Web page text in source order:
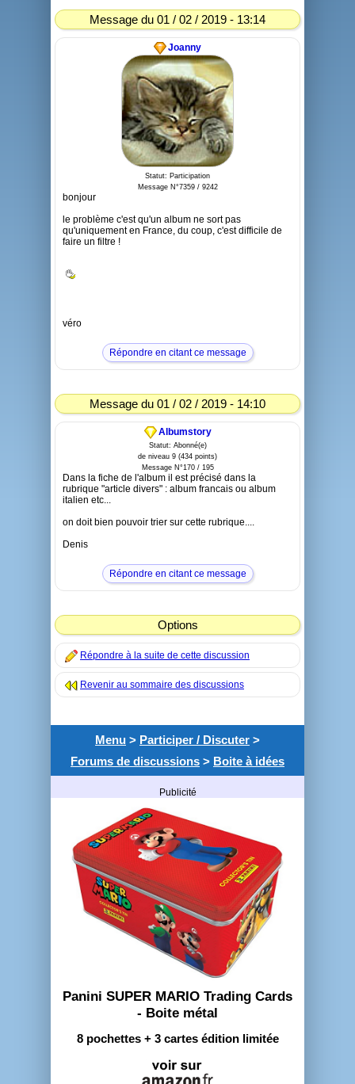
Message du 01 / 02 / 2019 - 13:14
Joanny
Statut: Participation
Message N°7359 / 9242
bonjour
le problème c'est qu'un album ne sort pas
qu'uniquement en France, du coup, c'est difficile de
faire un filtre !
véro
Répondre en citant ce message
Message du 01 / 02 / 2019 - 14:10
Albumstory
Statut: Abonné(e)
de niveau 9 (434 points)
Message N°170 / 195
Dans la fiche de l'album il est précisé dans la
rubrique "article divers" : album francais ou album
italien etc...
on doit bien pouvoir trier sur cette rubrique....
Denis
Répondre en citant ce message
Options
Répondre à la suite de cette discussion
Revenir au sommaire des discussions
Menu > Participer / Discuter >
Forums de discussions > Boite à idées
Publicité
Panini SUPER MARIO Trading Cards
- Boite métal
8 pochettes + 3 cartes édition limitée